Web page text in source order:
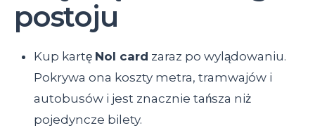
postoju
Kup kartę Nol card zaraz po wylądowaniu.
Pokrywa ona koszty metra, tramwajów i
autobusów i jest znacznie tańsza niż
pojedyncze bilety.